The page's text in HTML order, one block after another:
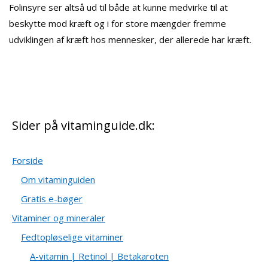
Folinsyre ser altså ud til både at kunne medvirke til at
beskytte mod kræft og i for store mængder fremme
udviklingen af kræft hos mennesker, der allerede har kræft.
Sider på vitaminguide.dk:
Forside
Om vitaminguiden
Gratis e-bøger
Vitaminer og mineraler
Fedtopløselige vitaminer
A-vitamin | Retinol | Betakaroten